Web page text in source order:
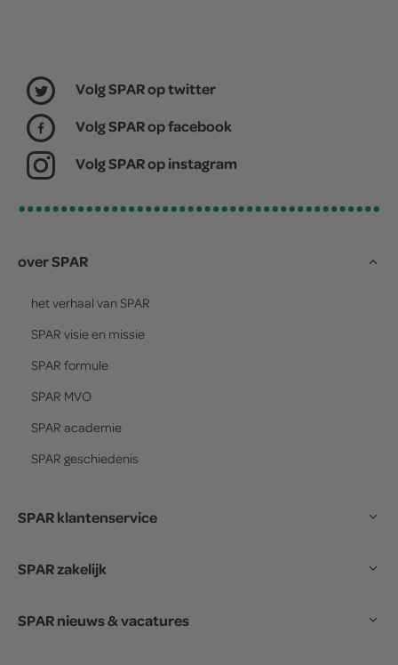
Volg SPAR op twitter
Volg SPAR op facebook
Volg SPAR op instagram
over SPAR
het verhaal van SPAR
SPAR visie en missie
SPAR formule
SPAR MVO
SPAR academie
SPAR geschiedenis
SPAR klantenservice
SPAR zakelijk
SPAR nieuws & vacatures